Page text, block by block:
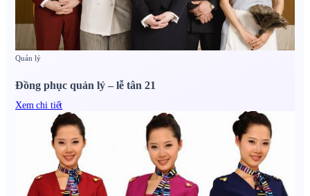
Quản lý
Đồng phục quản lý – lễ tân 21
Xem chi tiết